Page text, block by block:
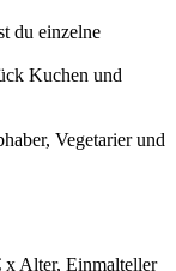
du einzelne
Kuchen und
Vegetarier und
x Alter, Einmalteller